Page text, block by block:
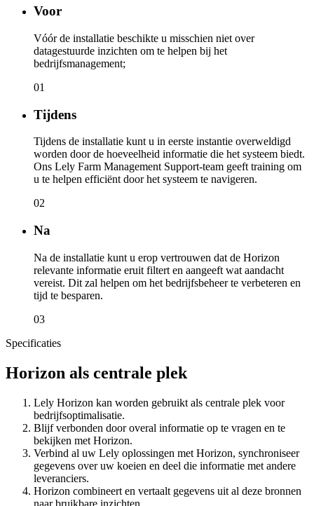
Voor
Vóór de installatie beschikte u misschien niet over
datagestuurde inzichten om te helpen bij het
bedrijfsmanagement;
01
Tijdens
Tijdens de installatie kunt u in eerste instantie overweldigd
worden door de hoeveelheid informatie die het systeem biedt.
Ons Lely Farm Management Support-team geeft training om
u te helpen efficiënt door het systeem te navigeren.
02
Na
Na de installatie kunt u erop vertrouwen dat de Horizon
relevante informatie eruit filtert en aangeeft wat aandacht
vereist. Dit zal helpen om het bedrijfsbeheer te verbeteren en
tijd te besparen.
03
Specificaties
Horizon als centrale plek
Lely Horizon kan worden gebruikt als centrale plek voor
bedrijfsoptimalisatie.
Blijf verbonden door overal informatie op te vragen en te
bekijken met Horizon.
Verbind al uw Lely oplossingen met Horizon, synchroniseer
gegevens over uw koeien en deel die informatie met andere
leveranciers.
Horizon combineert en vertaalt gegevens uit al deze bronnen
naar bruikbare inzichten